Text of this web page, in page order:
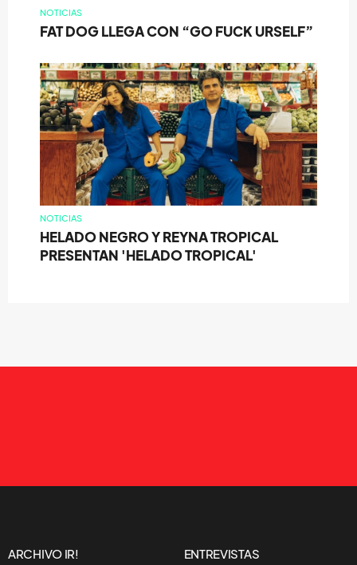
NOTICIAS
FAT DOG LLEGA CON “GO FUCK URSELF”
NOTICIAS
HELADO NEGRO Y REYNA TROPICAL
PRESENTAN 'HELADO TROPICAL'
ARCHIVO IR!
ENTREVISTAS